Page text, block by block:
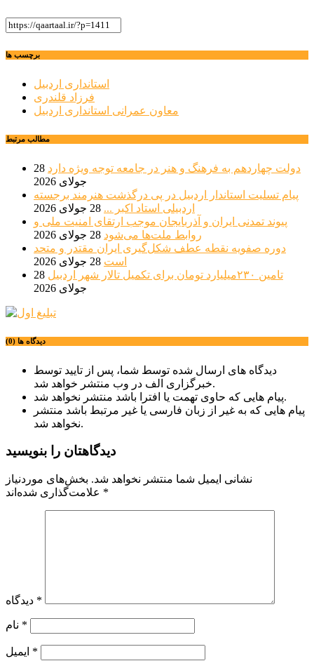
برچسب ها
استانداری اردبیل
فرزاد قلندری
معاون عمرانی استانداری اردبیل
مطالب مرتبط
دولت چهاردهم به فرهنگ و هنر در جامعه توجه ویژه دارد 28
جولای 2026
پیام تسلیت استاندار اردبیل در پی درگذشت هنرمند برجسته
اردبیلی استاد اکبر ... 28 جولای 2026
پیوند تمدنی ایران و آذربایجان موجب ارتقای امنیت ملی و
روابط ملت‌ها می‌شود 28 جولای 2026
دوره صفویه نقطه عطف شکل‌گیری ایران مقتدر و متحد
است 28 جولای 2026
تامین ۲۳۰میلیارد تومان برای تکمیل تالار شهر اردبیل
28
جولای 2026
دیدگاه ها (0)
دیدگاه های ارسال شده توسط شما، پس از تایید توسط
خبرگزاری الف در وب منتشر خواهد شد.
پیام هایی که حاوی تهمت یا افترا باشد منتشر نخواهد شد.
پیام هایی که به غیر از زبان فارسی یا غیر مرتبط باشد منتشر
نخواهد شد.
دیدگاهتان را بنویسید
نشانی ایمیل شما منتشر نخواهد شد. بخش‌های موردنیاز
*
*
*
*